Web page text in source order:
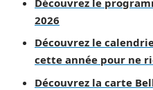
2026
Découvrez le
cette année pour ne
Découvrez la carte